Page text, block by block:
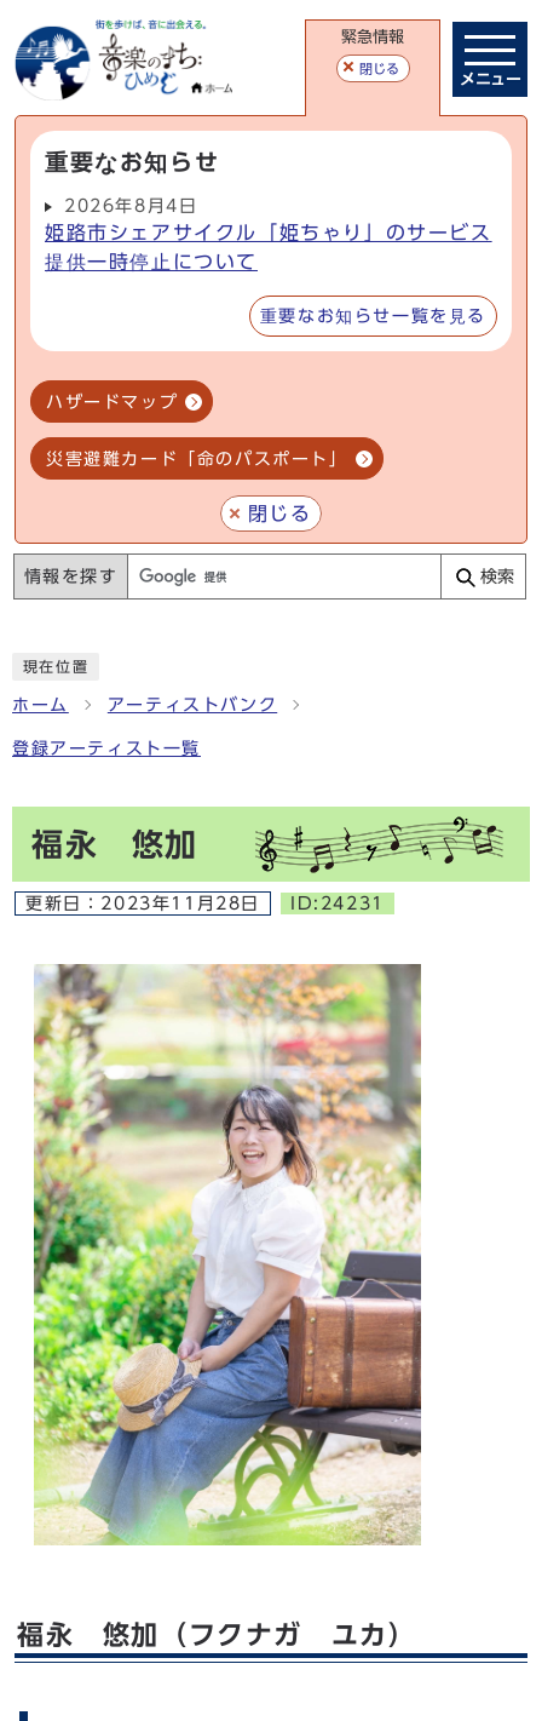
緊急情報
閉じる
重要なお知らせ
2026年8月4日
姫路市シェアサイクル「姫ちゃり」のサービス
提供一時停止について
重要なお知らせ一覧を見る
ハザードマップ
災害避難カード「命のパスポート」
閉じる
メニュー
情報を探す 検索
現在位置
ホーム アーティストバンク
登録アーティスト一覧
福永 悠加
更新日： 2023年11月28日 ID:24231
福永 悠加（フクナガ ユカ）